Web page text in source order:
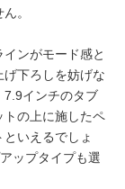
。
ンがモード感と
下ろしを妨げな
7.9インチのタブ
トの上に施したペ
いえるでしょ
ップタイプも選